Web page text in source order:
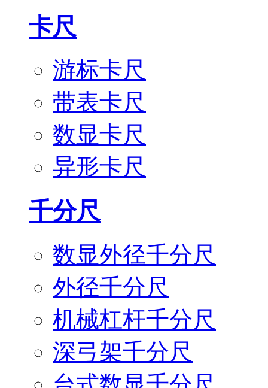
卡尺
游标卡尺
带表卡尺
数显卡尺
异形卡尺
千分尺
数显外径千分尺
外径千分尺
机械杠杆千分尺
深弓架千分尺